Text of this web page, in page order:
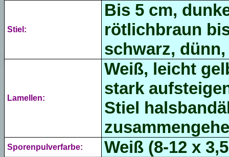
Stiel:
Bis 5 cm,
rötlichbraun
schwarz,
Lamellen:
Weiß, leicht
stark
Stiel
Sporenpulverfarbe: Weiß (8-12 x